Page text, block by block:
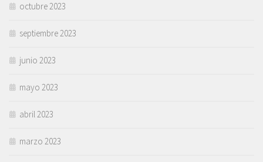
octubre 2023
septiembre 2023
junio 2023
mayo 2023
abril 2023
marzo 2023